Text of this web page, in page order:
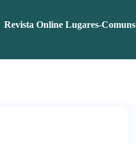
Revista Online Lugares-Comuns